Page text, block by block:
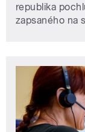
republika
zapsaného na